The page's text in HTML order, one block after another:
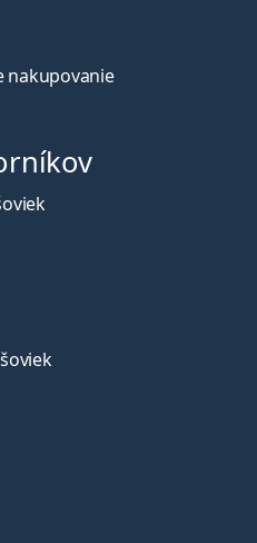
nakupovanie